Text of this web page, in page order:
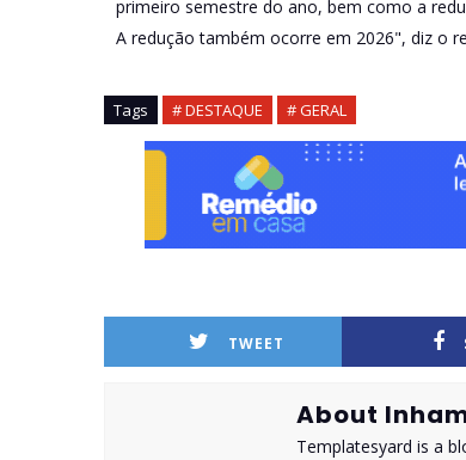
primeiro semestre do ano, bem como a
A redução também ocorre em 2026", diz o
Tags # DESTAQUE # GERAL
TWEET
About
Templatesyard is a